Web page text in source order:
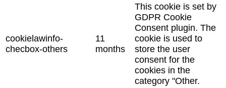
cookielawinfo-
checbox-others
11
months
This cookie is set by
GDPR Cookie
Consent plugin. The
cookie is used to
store the user
consent for the
cookies in the
category "Other.